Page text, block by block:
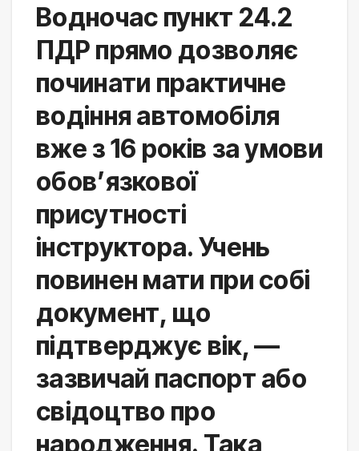
Водночас пункт 24.2
ПДР прямо дозволяє
починати практичне
водіння автомобіля
вже з 16 років за умови
обов’язкової
присутності
інструктора. Учень
повинен мати при собі
документ, що
підтверджує вік, —
зазвичай паспорт або
свідоцтво про
народження. Така